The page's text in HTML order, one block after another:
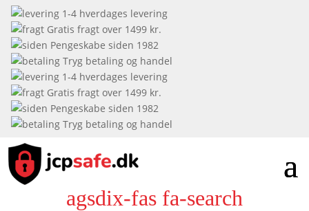
1-4 hverdages levering
Gratis fragt over 1499 kr.
Pengeskabe siden 1982
Tryg betaling og handel
1-4 hverdages levering
Gratis fragt over 1499 kr.
Pengeskabe siden 1982
Tryg betaling og handel
agsdix-fas fa-search